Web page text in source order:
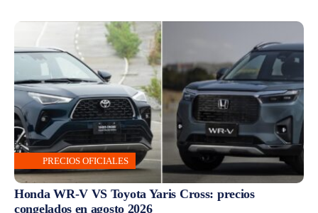
PRECIOS OFICIALES
Honda WR-V VS Toyota Yaris Cross: precios
congelados en agosto 2026